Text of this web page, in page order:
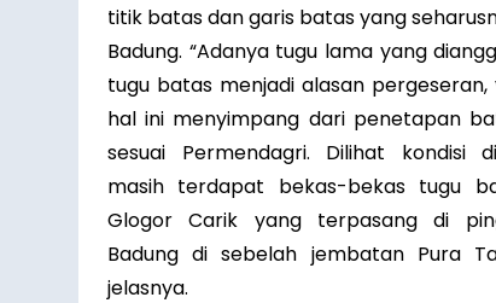
titik batas dan garis batas yang
Badung. “Adanya tugu lama yang
tugu batas menjadi alasan
hal ini menyimpang dari penetapan
sesuai Permendagri. Dilihat kondisi
masih terdapat bekas-bekas tugu
Glogor Carik yang terpasang di
Badung di sebelah jembatan Pura
jelasnya.